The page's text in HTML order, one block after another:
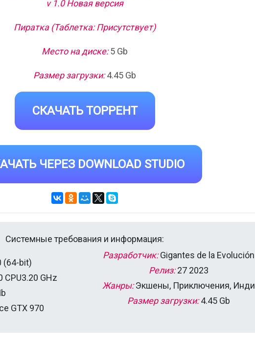
v 1.0 Новая версия
Пиратка (Таблетка: Присутствует)
Место на диске:5 Gb
Размер загрузки:4.45 Gb
СКАЧАТЬ ТОРРЕНТ
ЧЕРЕЗ DOWNLOAD STUDIO
Системные требования и информация:
(64-bit)
GHz
GTX 970
Разработчик:Gigantes de la Evolución
Релиз:27 2023
Жанры:Экшены, Приключения, Инди
Размер загрузки:4.45 Gb